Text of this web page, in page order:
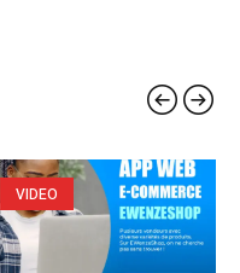
VIDEO